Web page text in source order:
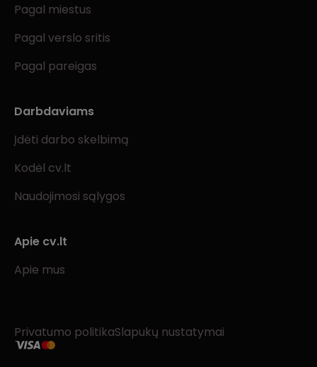
Pagal miestus
Pagal verslo sritis
Pagal pareigas
Darbdaviams
Įdėti darbo skelbimą
Kodėl cv.lt
Naudojimosi sąlygos
Apie cv.lt
Apie mus
Privatumo politikaSlapukų nustatymai